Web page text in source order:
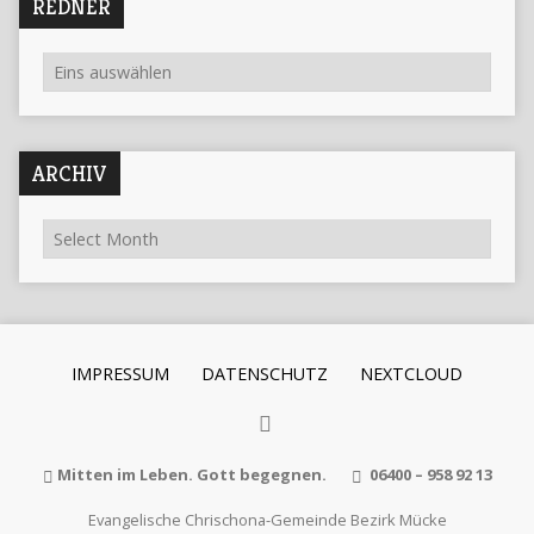
REDNER
ARCHIV
IMPRESSUM DATENSCHUTZ NEXTCLOUD
Mitten im Leben. Gott begegnen. 06400 – 958 92 13
Evangelische Chrischona-Gemeinde Bezirk Mücke